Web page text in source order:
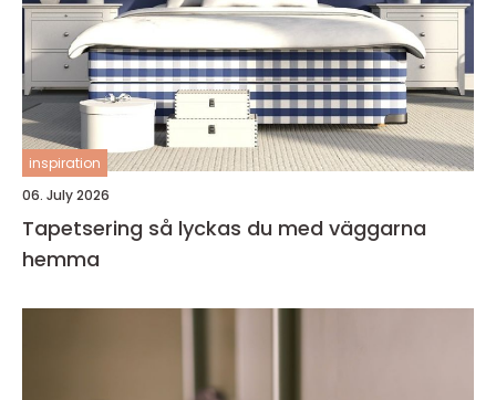
inspiration
06. July 2026
Tapetsering så lyckas du med väggarna
hemma